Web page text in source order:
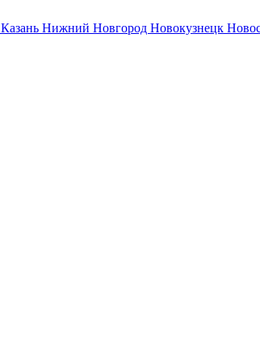
Казань Нижний Новгород Новокузнецк